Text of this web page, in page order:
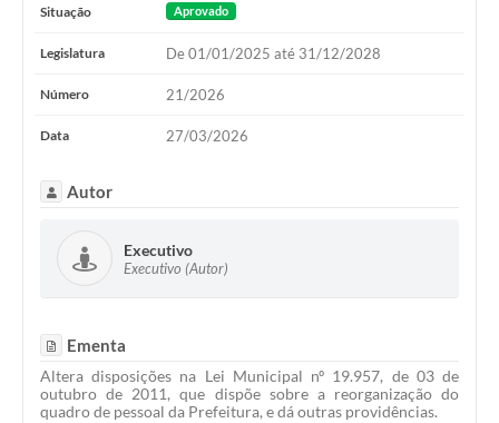
Situação Aprovado
Legislatura De 01/01/2025 até 31/12/2028
Número 21/2026
Data 27/03/2026
Autor
Executivo
Executivo (Autor)
Ementa
Altera disposições na Lei Municipal nº 19.957, de 03 de
outubro de 2011, que dispõe sobre a reorganização do
quadro de pessoal da Prefeitura, e dá outras providências.